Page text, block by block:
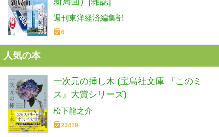
週刊東洋経済編集部
6
人気の本
一次元の挿し木 (宝島社文庫 『このミ
ス』大賞シリーズ)
松下龍之介
23419